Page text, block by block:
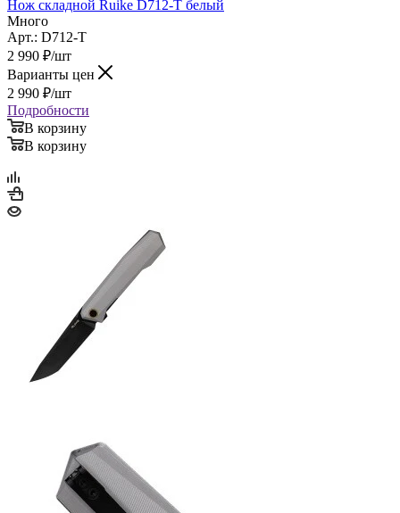
Нож складной Ruike D712-T белый
Много
Арт.: D712-T
2 990 ₽/шт
Варианты цен
2 990 ₽/шт
Подробности
В корзину
В корзину